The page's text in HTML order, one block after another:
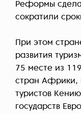
Реформы
сократили
При этом
развития
75 месте из
стран Африки,
туристов
государств